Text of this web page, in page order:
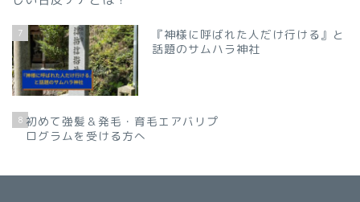
7
『神様に呼ばれた人だけ行ける』と
話題のサムハラ神社
8 初めて強髪＆発毛・育毛エアバリプ
ログラムを受ける方へ